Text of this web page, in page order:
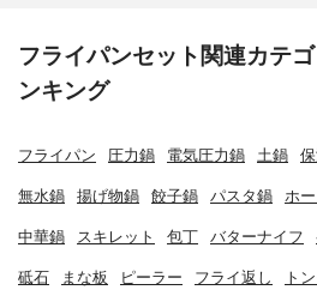
フライパンセット関連カテ
ンキング
フライパン 圧力鍋 電気圧力鍋 土鍋
無水鍋 揚げ物鍋 餃子鍋 パスタ鍋 ホ
中華鍋 スキレット 包丁 バターナイフ
砥石 まな板 ピーラー フライ返し ト